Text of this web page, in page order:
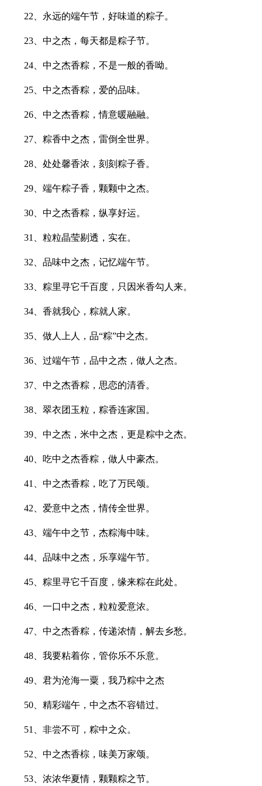
22、永远的端午节，好味道的粽子。
23、中之杰，每天都是粽子节。
24、中之杰香粽，不是一般的香呦。
25、中之杰香粽，爱的品味。
26、中之杰香粽，情意暖融融。
27、粽香中之杰，雷倒全世界。
28、处处馨香浓，刻刻粽子香。
29、端午粽子香，颗颗中之杰。
30、中之杰香粽，纵享好运。
31、粒粒晶莹剔透，实在。
32、品味中之杰，记忆端午节。
33、粽里寻它千百度，只因米香勾人来。
34、香就我心，粽就人家。
35、做人上人，品“粽”中之杰。
36、过端午节，品中之杰，做人之杰。
37、中之杰香粽，思恋的清香。
38、翠衣团玉粒，粽香连家国。
39、中之杰，米中之杰，更是粽中之杰。
40、吃中之杰香粽，做人中豪杰。
41、中之杰香粽，吃了万民颂。
42、爱意中之杰，情传全世界。
43、端午中之节，杰粽海中味。
44、品味中之杰，乐享端午节。
45、粽里寻它千百度，缘来粽在此处。
46、一口中之杰，粒粒爱意浓。
47、中之杰香粽，传递浓情，解去乡愁。
48、我要粘着你，管你乐不乐意。
49、君为沧海一粟，我乃粽中之杰
50、精彩端午，中之杰不容错过。
51、非尝不可，粽中之众。
52、中之杰香棕，味美万家颂。
53、浓浓华夏情，颗颗粽之节。